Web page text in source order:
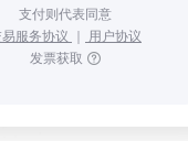
支付则代表同意
服务协议 ｜ 用户协议
发票获取